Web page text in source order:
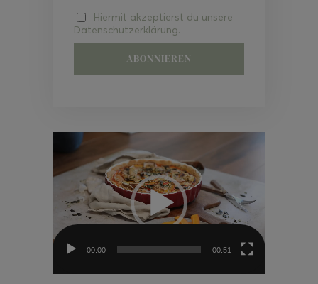
Hiermit akzeptierst du unsere
Datenschutzerklärung.
Video-
00:00 00:51